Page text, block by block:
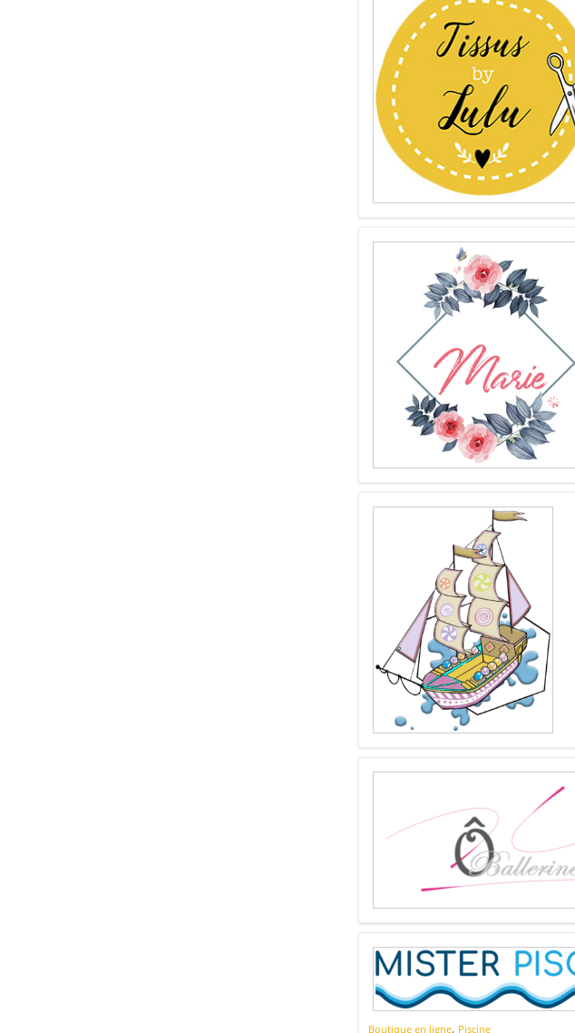
Boutique en ligne, Piscine